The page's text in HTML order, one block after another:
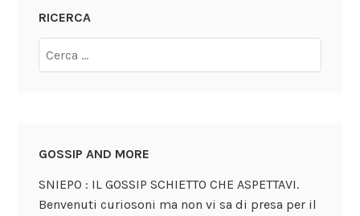
RICERCA
GOSSIP AND MORE
SNIEPO : IL GOSSIP SCHIETTO CHE ASPETTAVI.
Benvenuti curiosoni ma non vi sa di presa per il